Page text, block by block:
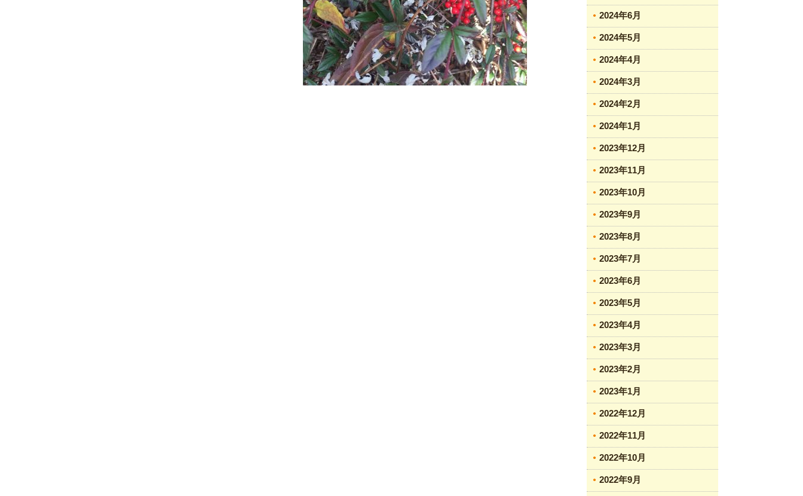
2024年6月
2024年5月
2024年4月
2024年3月
2024年2月
2024年1月
2023年12月
2023年11月
2023年10月
2023年9月
2023年8月
2023年7月
2023年6月
2023年5月
2023年4月
2023年3月
2023年2月
2023年1月
2022年12月
2022年11月
2022年10月
2022年9月